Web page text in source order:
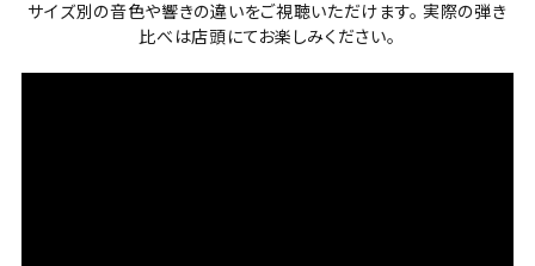
サイズ別の音色や響きの違いをご視聴いただけます。 実際の弾き
比べは店頭にてお楽しみください。